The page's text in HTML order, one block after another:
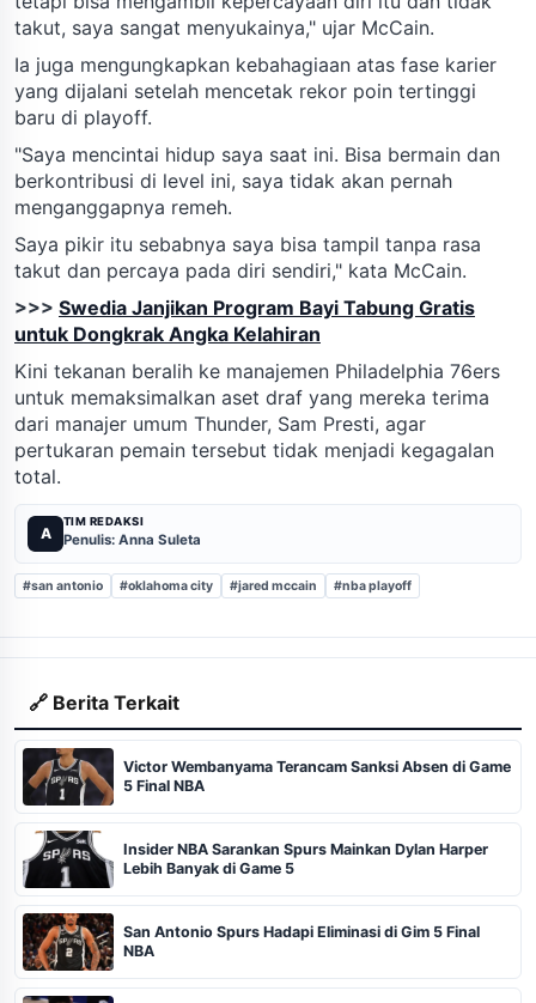
takut, saya sangat menyukainya," ujar McCain.
Ia juga mengungkapkan kebahagiaan atas fase karier
yang dijalani setelah mencetak rekor poin tertinggi
baru di playoff.
"Saya mencintai hidup saya saat ini. Bisa bermain dan
berkontribusi di level ini, saya tidak akan pernah
menganggapnya remeh.
Saya pikir itu sebabnya saya bisa tampil tanpa rasa
takut dan percaya pada diri sendiri," kata McCain.
>>> Swedia Janjikan Program Bayi Tabung Gratis
untuk Dongkrak Angka Kelahiran
Kini tekanan beralih ke manajemen Philadelphia 76ers
untuk memaksimalkan aset draf yang mereka terima
dari manajer umum Thunder, Sam Presti, agar
pertukaran pemain tersebut tidak menjadi kegagalan
total.
A
TIM REDAKSI
Penulis: Anna Suleta
#san antonio #oklahoma city #jared mccain #nba playoff
🔗 Berita Terkait
Victor Wembanyama Terancam Sanksi Absen di Game
5 Final NBA
Insider NBA Sarankan Spurs Mainkan Dylan Harper
Lebih Banyak di Game 5
San Antonio Spurs Hadapi Eliminasi di Gim 5 Final
NBA